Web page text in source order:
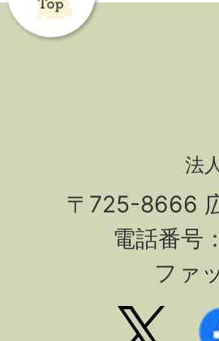
法
〒725-8666
電話番号
ファ